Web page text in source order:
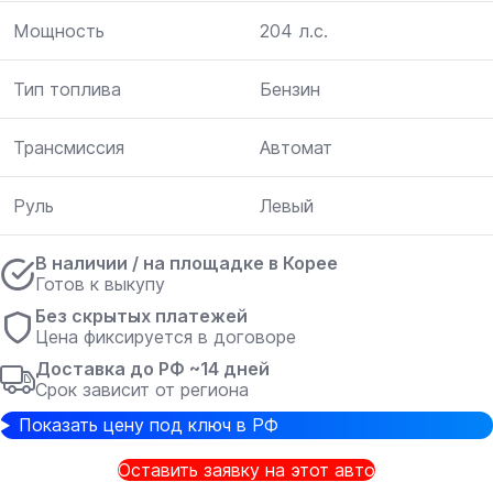
Мощность 204 л.с.
Тип топлива Бензин
Трансмиссия Автомат
Руль Левый
В наличии / на площадке в Корее
Готов к выкупу
Без скрытых платежей
Цена фиксируется в договоре
Доставка до РФ ~14 дней
Срок зависит от региона
Показать цену под ключ в РФ
Оставить заявку на этот авто